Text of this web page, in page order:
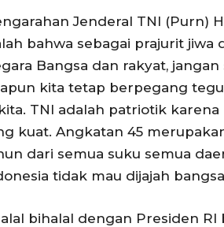
Jenderal TNI (Purn)
bahwa sebagai prajurit jiwa
Bangsa dan rakyat,
kita tetap berpegang
TNI adalah patriotik
kuat. Angkatan 45
dari semua suku semua
tidak mau dijajah
bihalal dengan Presiden